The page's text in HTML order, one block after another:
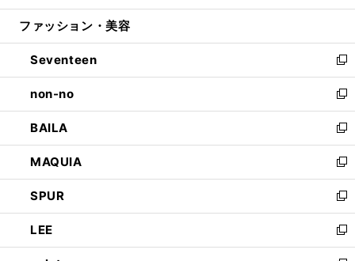
開
ウ
開
く
ン
ウ
で
開
く
ウ
ン
ド
ウ
で
開
く
ファッション・美容
Seventeen
新
し
い
ウ
ィ
ン
ド
ウ
で
開
く
non-no
新
し
い
ウ
ィ
ン
ド
ウ
で
開
BAILA
新
し
い
ウ
ィ
ン
ド
ウ
MAQUIA
新
し
い
ウ
ィ
ン
SPUR
新
し
い
ウ
LEE
新
し